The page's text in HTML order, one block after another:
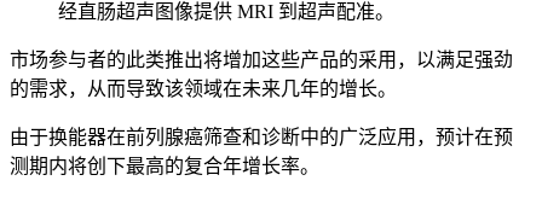
经直肠超声图像提供 MRI 到超声配准。
市场参与者的此类推出将增加这些产品的采用，以满足强劲
的需求，从而导致该领域在未来几年的增长。
由于换能器在前列腺癌筛查和诊断中的广泛应用，预计在预
测期内将创下最高的复合年增长率。